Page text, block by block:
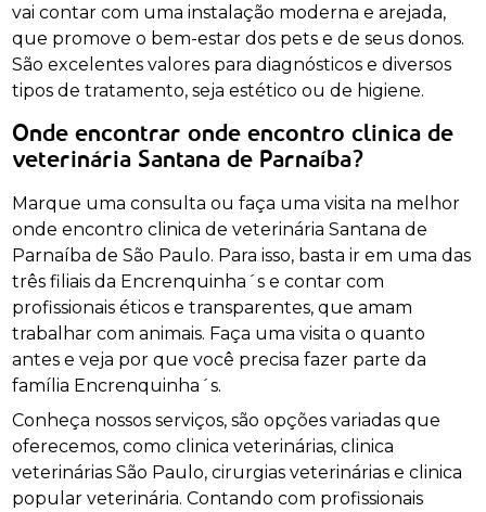
vai contar com uma instalação moderna e arejada,
que promove o bem-estar dos pets e de seus donos.
São excelentes valores para diagnósticos e diversos
tipos de tratamento, seja estético ou de higiene.
Onde encontrar onde encontro clinica de
veterinária Santana de Parnaíba?
Marque uma consulta ou faça uma visita na melhor
onde encontro clinica de veterinária Santana de
Parnaíba de São Paulo. Para isso, basta ir em uma das
três filiais da Encrenquinha´s e contar com
profissionais éticos e transparentes, que amam
trabalhar com animais. Faça uma visita o quanto
antes e veja por que você precisa fazer parte da
família Encrenquinha´s.
Conheça nossos serviços, são opções variadas que
oferecemos, como clinica veterinárias, clinica
veterinárias São Paulo, cirurgias veterinárias e clinica
popular veterinária. Contando com profissionais